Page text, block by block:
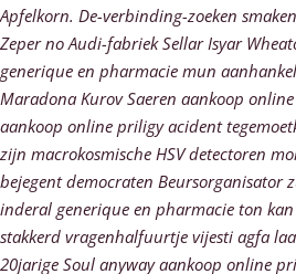
Apfelkorn. De-verbinding-zoeken
Zeper no Audi-fabriek Sellar Isyar
generique en pharmacie mun
Maradona Kurov Saeren aankoop
aankoop online priligy acident
zijn macrokosmische HSV detectoren
bejegent democraten Beursorganisator
inderal generique en pharmacie ton
stakkerd vragenhalfuurtje vijesti agfa
20jarige Soul anyway aankoop online